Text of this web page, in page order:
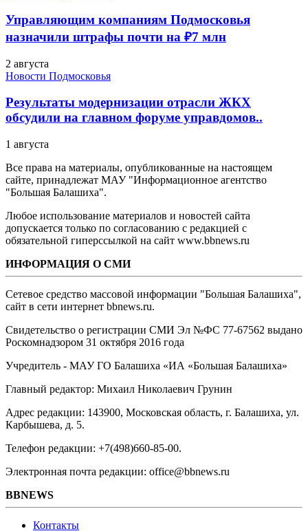
Управляющим компаниям Подмосковья
назначили штрафы почти на ₽7 млн
2 августа
Новости Подмосковья
Результаты модернизации отрасли ЖКХ
обсудили на главном форуме управдомов..
1 августа
Все права на материалы, опубликованные на настоящем
сайте, принадлежат МАУ "Информационное агентство
"Большая Балашиха".
Любое использование материалов и новостей сайта
допускается только по согласованию с редакцией с
обязательной гиперссылкой на сайт www.bbnews.ru
ИНФОРМАЦИЯ О СМИ
Сетевое средство массовой информации "Большая Балашиха",
сайт в сети интернет bbnews.ru.
Свидетельство о регистрации СМИ Эл №ФС ‎77-67562 выдано
Роскомнадзором 31 октября 2016 года
Учредитель - МАУ ГО Балашиха «ИА «Большая Балашиха»
Главный редактор: Михаил Николаевич Грунин
Адрес редакции: 143900, Московская область, г. Балашиха, ул.
Карбышева, д. 5.
Телефон редакции: +7(498)660-85-00.
Электронная почта редакции: office@bbnews.ru
BBNEWS
Контакты